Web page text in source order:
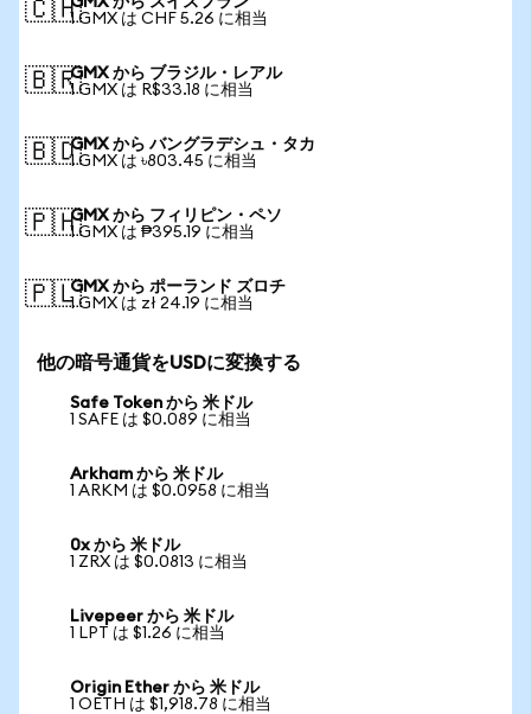
🇨🇭1 GMX は CHF 5.26 に相当
🇧🇷GMX から ブラジル・レアル
1 GMX は R$33.18 に相当
🇧🇩GMX から バングラデシュ・タカ
1 GMX は ৳803.45 に相当
🇵🇭GMX から フィリピン・ペソ
1 GMX は ₱395.19 に相当
🇵🇱GMX から ポーランド ズロチ
1 GMX は zł 24.19 に相当
他の暗号通貨をUSDに変換する
Safe Token から 米ドル
1 SAFE は $0.089 に相当
Arkham から 米ドル
1 ARKM は $0.0958 に相当
0x から 米ドル
1 ZRX は $0.0813 に相当
Livepeer から 米ドル
1 LPT は $1.26 に相当
Origin Ether から 米ドル
1 OETH は $1,918.78 に相当